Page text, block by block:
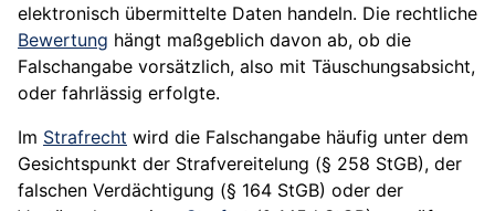
elektronisch übermittelte Daten handeln. Die rechtliche
Bewertung hängt maßgeblich davon ab, ob die
Falschangabe vorsätzlich, also mit Täuschungsabsicht,
oder fahrlässig erfolgte.
Im Strafrecht wird die Falschangabe häufig unter dem
Gesichtspunkt der Strafvereitelung (§ 258 StGB), der
falschen Verdächtigung (§ 164 StGB) oder der